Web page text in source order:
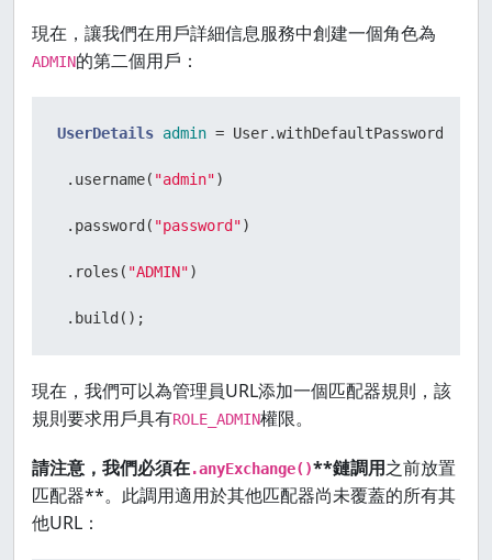
現在，讓我們在用戶詳細信息服務中創建一個角色為
ADMIN的第二個用戶：
UserDetails admin =
.username( "admin")
.password( "password")
.roles( "ADMIN")
.build();
現在，我們可以為管理員URL添加一個匹配器規則，該
規則要求用戶具有ROLE_ADMIN權限。
請注意，我們必須在.anyExchange()**鏈調用之前放置
匹配器**。此調用適用於其他匹配器尚未覆蓋的所有其
他URL：